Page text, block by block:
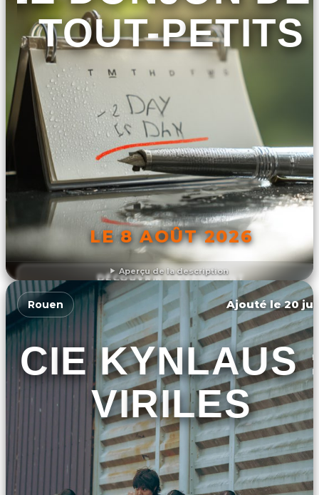
Aperçu de la description
TOUT-PETITS
LE 8 AOÛT 2026
DÉCOUVRIR L'ÉVÉNEMENT
Rouen Ajouté le 20
CIE KYNLAUS
VIRILES